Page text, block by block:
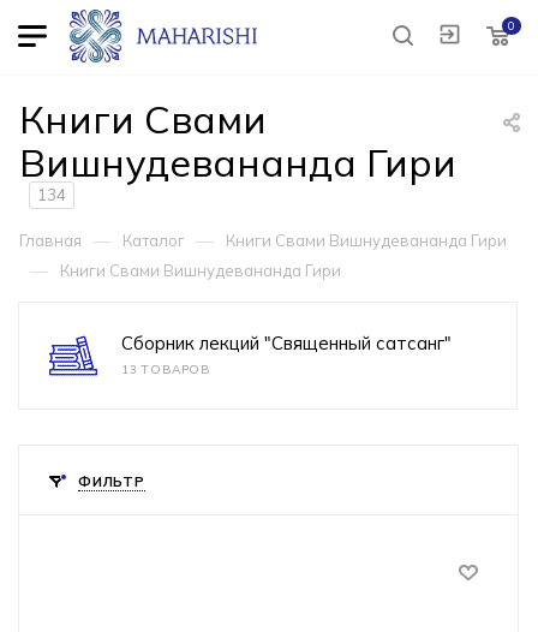
0
Книги Свами
Вишнудевананда Гири
134
Главная — Каталог — Книги Свами Вишнудевананда Гири
— Книги Свами Вишнудевананда Гири
Сборник лекций "Священный сатсанг"
13 ТОВАРОВ
ФИЛЬТР